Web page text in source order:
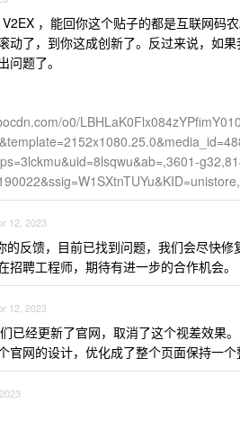
，能回你这个贴子的都是互联网码
动了，到你这成创新了。反过来说，如
问题了。
o0/
12, 2023
的反馈，目前已找到问题，我们会尽快
招聘工程师，期待有进一步的合作机会。
12, 2023
已经更新了官网，取消了这个视差效果
官网的设计，优化成了整个页面保持一